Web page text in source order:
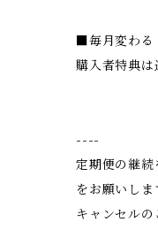
■毎月変わる
購入者特典
----
定期便の継
をお願いしま
キャンセル